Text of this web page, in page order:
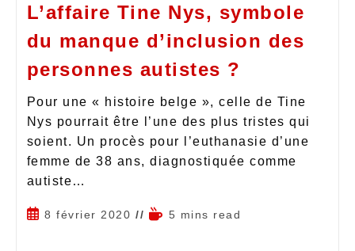
L’affaire Tine Nys, symbole
du manque d’inclusion des
personnes autistes ?
Pour une « histoire belge », celle de Tine
Nys pourrait être l’une des plus tristes qui
soient. Un procès pour l’euthanasie d’une
femme de 38 ans, diagnostiquée comme
autiste…
8 février 2020 5 mins read